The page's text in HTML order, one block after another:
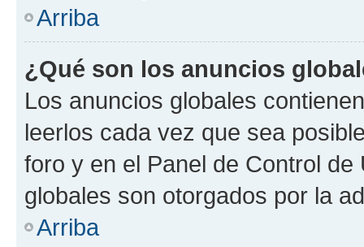
Arriba
¿Qué son los anuncios
Los anuncios globales
leerlos cada vez que sea
foro y en el Panel de Control
globales son otorgados por la
Arriba